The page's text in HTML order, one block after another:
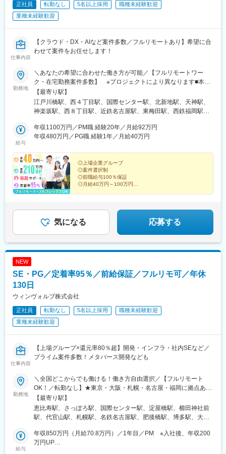
正社員 転勤なし 5名以上採用
職種未経験歓迎
業種未経験歓迎
仕事内容
【クラウド・DX・AIなど案件多数／フルリモートあり】希望に合
わせて案件をお任せします！
勤務地
＼あなたの希望に合わせた働き方が可能／【フルリモートワー
ク・在宅勤務案件多数】 ※プロジェクトにより異なります■本
社：東京都新宿区山吹町346ー6 KAGURAZAKA VIGAS 5F┗「江
戸川橋駅」から徒歩3分／「神楽坂駅」から徒歩8分■北海道支
店：北海道札幌市中央区南2条西五丁目31-1 RMBld. アクセス：
4-10 アルティメイト名駅1st アクセス：「国際センター駅」から
徒歩3分／「名古屋駅」から徒歩7分■大阪支店：大阪府大阪市北
2分／「梅田駅」から徒歩5分■福岡支店：福岡県福岡市中央区天
神4-6-28 いちご天神ノースビル アクセス：「天神駅」から徒歩
6分／「西鉄福岡（天神）駅」から徒歩8分※転居を伴う転勤なし※
オフィス敷地内全面禁煙※今回募集しているプロジェクトは47都
道府県すべてで勤務可能です
【最寄り駅】
江戸川橋駅、西４丁目駅、国際センター駅、北新地駅、天神駅、
神楽坂駅、西８丁目駅、近鉄名古屋駅、東梅田駅、西鉄福岡駅、
給与
年収1100万円／PM職 経験20年／月給92万円
年収480万円／PG職 経験1年／月給40万円
◎上場企業グループ
◎案件選択制
◎前職給与100％保証
◎月給40万円～100万円
～数字でわかる環境と実績。ここで人生を見据えた選択
を～
気になる 応募する
NEW
SE・PG／定着率95％／前給保証／フルリモ可／年休
130日
ウィンヴォルブ株式会社
正社員 転勤なし 5名以上採用
職種未経験歓迎
業種未経験歓迎
仕事内容
【上場グループ×還元率80％超】開発・インフラ・社内SEなど／
プライム案件多数！メタバース開発なども
勤務地
＼全国どこからでも働ける！働き方自由選択／【フルリモート
OK！／転勤なし】★東京・大阪・札幌・名古屋・福岡に拠点あり
※希望を考慮し決定いたします。【本社】東京都渋谷区恵比寿南1-
1-1 ヒューマックス恵比寿ビル8F【札幌】北海道札幌市中央区北4
条西4-1-7 MMS札幌駅前ビル1F【名古屋】愛知県名古屋市中村区
5-13 創建御堂筋ビル2F【福岡】福岡県福岡市博多区博多駅前3-
27-25 第二岡部ビル8F
【最寄り駅】
恵比寿駅、さっぽろ駅、国際センター駅、淀屋橋駅、櫛田神社前
駅、代官山駅、札幌駅、名鉄名古屋駅、肥後橋駅、博多駅、大通
給与
年収850万円（月給70.8万円）／1年目／PM ※入社後、年収200
万円UP